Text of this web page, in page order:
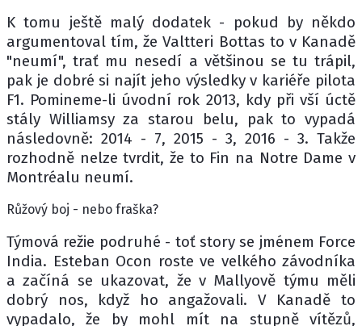
K tomu ještě malý dodatek - pokud by někdo
argumentoval tím, že Valtteri Bottas to v Kanadě
"neumí", trať mu nesedí a většinou se tu trápil,
pak je dobré si najít jeho výsledky v kariéře pilota
F1. Pomineme-li úvodní rok 2013, kdy při vší úctě
stály Williamsy za starou belu, pak to vypadá
následovně: 2014 - 7, 2015 - 3, 2016 - 3. Takže
rozhodně nelze tvrdit, že to Fin na Notre Dame v
Montréalu neumí.
Růžový boj - nebo fraška?
Týmová režie podruhé - toť story se jménem Force
India. Esteban Ocon roste ve velkého závodníka
a začíná se ukazovat, že v Mallyově týmu měli
dobrý nos, když ho angažovali. V Kanadě to
vypadalo, že by mohl mít na stupně vítězů,